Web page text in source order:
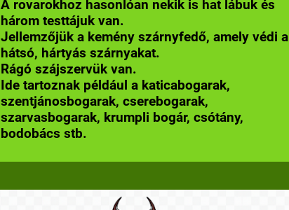
A rovarokhoz hasonlóan nekik is hat lábuk és
három testtájuk van.
Jellemzőjük a kemény szárnyfedő, amely védi a
hátsó, hártyás szárnyakat.
Rágó szájszervük van.
Ide tartoznak például a katicabogarak,
szentjánosbogarak, cserebogarak,
szarvasbogarak, krumpli bogár, csótány,
bodobács stb.